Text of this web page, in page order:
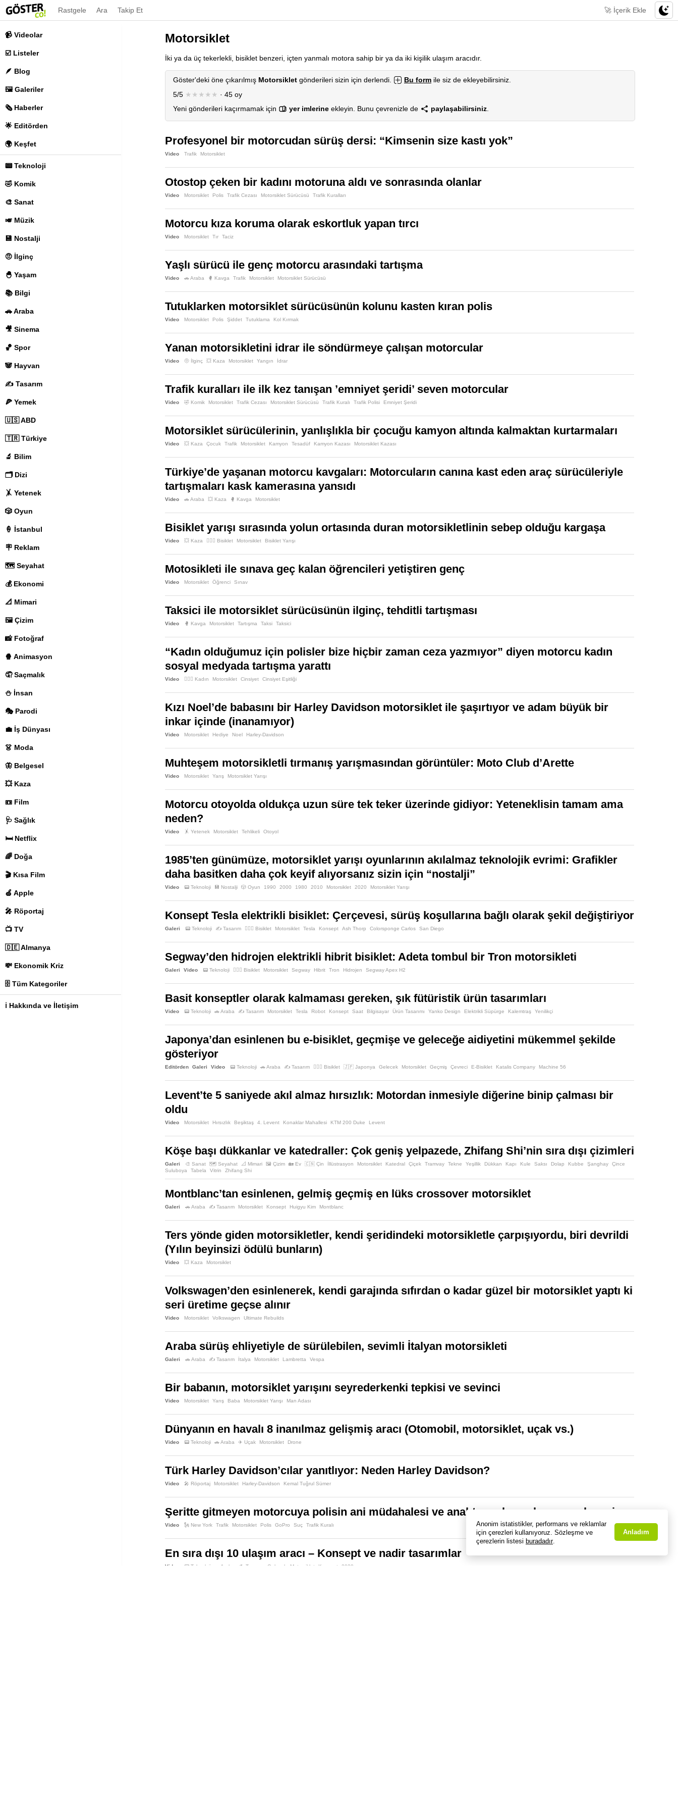
📹 Videolar
☑️ Listeler
🪶 Blog
🖼️ Galeriler
🗞️ Haberler
🌟 Editörden
🌍 Keşfet
📟 Teknoloji
🤣 Komik
🎨 Sanat
🎺 Müzik
💾 Nostalji
🤨 İlginç
🐣 Yaşam
📚 Bilgi
🚗 Araba
🎥 Sinema
🏀 Spor
🐼 Hayvan
✍️ Tasarım
🍕 Yemek
🇺🇸 ABD
🇹🇷 Türkiye
🔬 Bilim
🗂️ Dizi
🤸 Yetenek
🎲 Oyun
🍦 İstanbul
🪧 Reklam
🗺️ Seyahat
💰 Ekonomi
📐 Mimari
🖼️ Çizim
📸 Fotoğraf
🍿 Animasyon
🤦 Saçmalık
⛄️ İnsan
🎭 Parodi
💼 İş Dünyası
👗 Moda
🦋 Belgesel
💥 Kaza
📼 Film
🩺 Sağlık
🛏️ Netflix
🌈 Doğa
🎬 Kısa Film
🍏 Apple
🎤 Röportaj
📺 TV
🇩🇪 Almanya
💸 Ekonomik Kriz
🗄️ Tüm Kategoriler
ℹ️ Hakkında ve İletişim
Rastgele Ara Takip Et 🚀 İçerik Ekle
Motorsiklet
İki ya da üç tekerlekli, bisiklet benzeri, içten yanmalı motora sahip bir ya da iki kişilik ulaşım aracıdır.
Göster'deki öne çıkarılmış Motorsiklet gönderileri sizin için derlendi. Bu form ile siz de ekleyebilirsiniz.
5/5 ★★★★★ · 45 oy
Yeni gönderileri kaçırmamak için
yer imlerine ekleyin. Bunu çevrenizle de paylaşabilirsiniz
Profesyonel bir motorcudan sürüş dersi: “Kimsenin size kastı yok”
Video Trafik Motorsiklet
Otostop çeken bir kadını motoruna aldı ve sonrasında olanlar
Video Motorsiklet Polis Trafik Cezası Motorsiklet Sürücüsü Trafik Kuralları
Motorcu kıza koruma olarak eskortluk yapan tırcı
Video Motorsiklet Tır Taciz
Yaşlı sürücü ile genç motorcu arasındaki tartışma
Video 🚗 Araba 🥊 Kavga Trafik Motorsiklet Motorsiklet Sürücüsü
Tutuklarken motorsiklet sürücüsünün kolunu kasten kıran polis
Video Motorsiklet Polis Şiddet Tutuklama Kol Kırmak
Yanan motorsikletini idrar ile söndürmeye çalışan motorcular
Video 🤨 İlginç 💥 Kaza Motorsiklet Yangın İdrar
Trafik kuralları ile ilk kez tanışan ’emniyet şeridi’ seven motorcular
Video 🤣 Komik Motorsiklet Trafik Cezası Motorsiklet Sürücüsü Trafik Kuralı Trafik Polisi Emniyet Şeridi
Motorsiklet sürücülerinin, yanlışlıkla bir çocuğu kamyon altında kalmaktan kurtarmaları
Video 💥 Kaza Çocuk Trafik Motorsiklet Kamyon Tesadüf Kamyon Kazası Motorsiklet Kazası
Türkiye’de yaşanan motorcu kavgaları: Motorcuların canına kast eden araç sürücüleriyle
tartışmaları kask kamerasına yansıdı
Video 🚗 Araba 💥 Kaza 🥊 Kavga Motorsiklet
Bisiklet yarışı sırasında yolun ortasında duran motorsikletlinin sebep olduğu kargaşa
Video 💥 Kaza 🚴🏻‍♂️ Bisiklet Motorsiklet Bisiklet Yarışı
Motosikleti ile sınava geç kalan öğrencileri yetiştiren genç
Video Motorsiklet Öğrenci Sınav
Taksici ile motorsiklet sürücüsünün ilginç, tehditli tartışması
Video 🥊 Kavga Motorsiklet Tartışma Taksi Taksici
“Kadın olduğumuz için polisler bize hiçbir zaman ceza yazmıyor” diyen motorcu kadın
sosyal medyada tartışma yarattı
Video 🙋🏻‍♀️ Kadın Motorsiklet Cinsiyet Cinsiyet Eşitliği
Kızı Noel’de babasını bir Harley Davidson motorsiklet ile şaşırtıyor ve adam büyük bir
inkar içinde (inanamıyor)
Video Motorsiklet Hediye Noel Harley-Davidson
Muhteşem motorsikletli tırmanış yarışmasından görüntüler: Moto Club d’Arette
Video Motorsiklet Yarış Motorsiklet Yarışı
Motorcu otoyolda oldukça uzun süre tek teker üzerinde gidiyor: Yeteneklisin tamam ama
neden?
Video 🤸 Yetenek Motorsiklet Tehlikeli Otoyol
1985’ten günümüze, motorsiklet yarışı oyunlarının akılalmaz teknolojik evrimi: Grafikler
daha basitken daha çok keyif alıyorsanız sizin için “nostalji”
Video 📟 Teknoloji 💾 Nostalji 🎲 Oyun 1990 2000 1980 2010 Motorsiklet 2020 Motorsiklet Yarışı
Konsept Tesla elektrikli bisiklet: Çerçevesi, sürüş koşullarına bağlı olarak şekil değiştiriyor
Galeri 📟 Teknoloji ✍️ Tasarım 🚴🏻‍♂️ Bisiklet Motorsiklet Tesla Konsept Ash Thorp Colorsponge Carlos San Diego
Segway’den hidrojen elektrikli hibrit bisiklet: Adeta tombul bir Tron motorsikleti
Galeri Video 📟 Teknoloji 🚴🏻‍♂️ Bisiklet Motorsiklet Segway Hibrit Tron Hidrojen Segway Apex H2
Basit konseptler olarak kalmaması gereken, şık fütüristik ürün tasarımları
Video 📟 Teknoloji 🚗 Araba ✍️ Tasarım Motorsiklet Tesla Robot Konsept Saat Bilgisayar Ürün Tasarımı Yanko Design Elektrikli Süpürge Kalemtraş Yenilikçi
Japonya’dan esinlenen bu e-bisiklet, geçmişe ve geleceğe aidiyetini mükemmel şekilde
gösteriyor
Editörden Galeri Video 📟 Teknoloji 🚗 Araba ✍️ Tasarım 🚴🏻‍♂️ Bisiklet 🇯🇵 Japonya Gelecek Motorsiklet Geçmiş Çevreci E-Bisiklet Katalis Company Machine 56
Levent’te 5 saniyede akıl almaz hırsızlık: Motordan inmesiyle diğerine binip çalması bir
oldu
Video Motorsiklet Hırsızlık Beşiktaş 4. Levent Konaklar Mahallesi KTM 200 Duke Levent
Köşe başı dükkanlar ve katedraller: Çok geniş yelpazede, Zhifang Shi’nin sıra dışı çizimleri
Galeri 🎨 Sanat 🗺️ Seyahat 📐 Mimari 🖼️ Çizim 🏡 Ev 🇨🇳 Çin İllüstrasyon Motorsiklet Katedral Çiçek Tramvay Tekne Yeşillik Dükkan Kapı Kule Saksı Dolap Kubbe Şanghay
Çince
Suluboya
Tabela Vitrin Zhifang Shi
Montblanc’tan esinlenen, gelmiş geçmiş en lüks crossover motorsiklet
Galeri 🚗 Araba ✍️ Tasarım Motorsiklet Konsept Huigyu Kim Montblanc
Ters yönde giden motorsikletler, kendi şeridindeki motorsikletle çarpışıyordu, biri devrildi
(Yılın beyinsizi ödülü bunların)
Video 💥 Kaza Motorsiklet
Volkswagen’den esinlenerek, kendi garajında sıfırdan o kadar güzel bir motorsiklet yaptı ki
seri üretime geçse alınır
Video Motorsiklet Volkswagen Ultimate Rebuilds
Araba sürüş ehliyetiyle de sürülebilen, sevimli İtalyan motorsikleti
Galeri 🚗 Araba ✍️ Tasarım İtalya Motorsiklet Lambretta Vespa
Bir babanın, motorsiklet yarışını seyrederkenki tepkisi ve sevinci
Video Motorsiklet Yarış Baba Motorsiklet Yarışı Man Adası
Dünyanın en havalı 8 inanılmaz gelişmiş aracı (Otomobil, motorsiklet, uçak vs.)
Video 📟 Teknoloji 🚗 Araba ✈️ Uçak Motorsiklet Drone
Türk Harley Davidson’cılar yanıtlıyor: Neden Harley Davidson?
Video 🎤 Röportaj Motorsiklet Harley-Davidson Kemal Tuğrul Sümer
Şeritte gitmeyen motorcuya polisin ani müdahalesi ve anahtarını kapıp kenara çekmesi
Video 🗽 New York Trafik Motorsiklet Polis GoPro Suç Trafik Kuralı
En sıra dışı 10 ulaşım aracı – Konsept ve nadir tasarımlar
Video 📟 Teknoloji 🚗 Araba ✍️ Tasarım Gelecek Motorsiklet Konsept 2020
Anonim istatistikler, performans ve reklamlar
için çerezleri kullanıyoruz. Sözleşme ve
çerezlerin listesi buradadır.
Anladım